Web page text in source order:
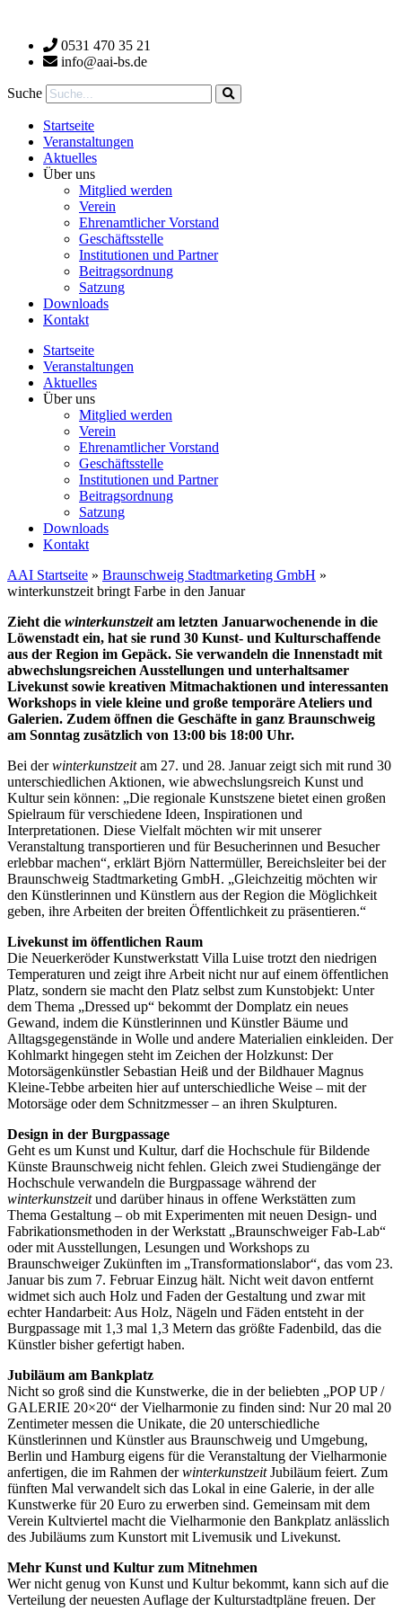
wechseln 0531 470 35 21
info@aai-bs.de
Suche
Startseite
Veranstaltungen
Aktuelles
Über uns
Mitglied werden
Verein
Ehrenamtlicher Vorstand
Geschäftsstelle
Institutionen und Partner
Beitragsordnung
Satzung
Downloads
Kontakt
Startseite
Veranstaltungen
Aktuelles
Über uns
Mitglied werden
Verein
Ehrenamtlicher Vorstand
Geschäftsstelle
Institutionen und Partner
Beitragsordnung
Satzung
Downloads
Kontakt
AAI Startseite » Braunschweig Stadtmarketing GmbH »
winterkunstzeit bringt Farbe in den Januar
Zieht die winterkunstzeitam letzten Januarwochenende in die
Löwenstadt ein, hat sie rund 30 Kunst- und Kulturschaffende
aus der Region im Gepäck. Sie verwandeln die Innenstadt mit
abwechslungsreichen Ausstellungen und unterhaltsamer
Livekunst sowie kreativen Mitmachaktionen und interessanten
Workshops in viele kleine und große temporäre Ateliers und
Galerien. Zudem öffnen die Geschäfte in ganz Braunschweig
am Sonntag zusätzlich von 13:00 bis 18:00 Uhr.
Bei derwinterkunstzeitam 27. und 28. Januar zeigt sich mit rund 30
unterschiedlichen Aktionen, wie abwechslungsreich Kunst und
Kultur sein können: „Die regionale Kunstszene bietet einen großen
Spielraum für verschiedene Ideen, Inspirationen und
Interpretationen. Diese Vielfalt möchten wir mit unserer
Veranstaltung transportieren und für Besucherinnen und Besucher
erlebbar machen“, erklärt Björn Nattermüller, Bereichsleiter bei der
Braunschweig Stadtmarketing GmbH. „Gleichzeitig möchten wir
den Künstlerinnen und Künstlern aus der Region die Möglichkeit
geben, ihre Arbeiten der breiten Öffentlichkeit zu präsentieren.“
Livekunst im öffentlichen Raum
Die Neuerkeröder Kunstwerkstatt Villa Luise trotzt den niedrigen
Temperaturen und zeigt ihre Arbeit nicht nur auf einem öffentlichen
Platz, sondern sie macht den Platz selbst zum Kunstobjekt: Unter
dem Thema „Dressed up“ bekommt der Domplatz ein neues
Gewand, indem die Künstlerinnen und Künstler Bäume und
Alltagsgegenstände in Wolle und andere Materialien einkleiden. Der
Kohlmarkt hingegen steht im Zeichen der Holzkunst: Der
Motorsägenkünstler Sebastian Heiß und der Bildhauer Magnus
Kleine-Tebbe arbeiten hier auf unterschiedliche Weise – mit der
Motorsäge oder dem Schnitzmesser – an ihren Skulpturen.
Design in der Burgpassage
Geht es um Kunst und Kultur, darf die Hochschule für Bildende
Künste Braunschweig nicht fehlen. Gleich zwei Studiengänge der
Hochschule verwandeln die Burgpassage während der
winterkunstzeitund darüber hinaus in offene Werkstätten zum
Thema Gestaltung – ob mit Experimenten mit neuen Design- und
Fabrikationsmethoden in der Werkstatt „Braunschweiger Fab-Lab“
oder mit Ausstellungen, Lesungen und Workshops zu
Braunschweiger Zukünften im „Transformationslabor“, das vom 23.
Januar bis zum 7. Februar Einzug hält. Nicht weit davon entfernt
widmet sich auch Holz und Faden der Gestaltung und zwar mit
echter Handarbeit: Aus Holz, Nägeln und Fäden entsteht in der
Burgpassage mit 1,3 mal 1,3 Metern das größte Fadenbild, das die
Künstler bisher gefertigt haben.
Jubiläum am Bankplatz
Nicht so groß sind die Kunstwerke, die in der beliebten „POP UP /
GALERIE 20×20“ der Vielharmonie zu finden sind: Nur 20 mal 20
Zentimeter messen die Unikate, die 20 unterschiedliche
Künstlerinnen und Künstler aus Braunschweig und Umgebung,
Berlin und Hamburg eigens für die Veranstaltung der Vielharmonie
anfertigen, die im Rahmen derwinterkunstzeitJubiläum feiert. Zum
fünften Mal verwandelt sich das Lokal in eine Galerie, in der alle
Kunstwerke für 20 Euro zu erwerben sind. Gemeinsam mit dem
Verein Kultviertel macht die Vielharmonie den Bankplatz anlässlich
des Jubiläums zum Kunstort mit Livemusik und Livekunst.
Mehr Kunst und Kultur zum Mitnehmen
Wer nicht genug von Kunst und Kultur bekommt, kann sich auf die
Verteilung der neuesten Auflage der Kulturstadtpläne freuen. Der